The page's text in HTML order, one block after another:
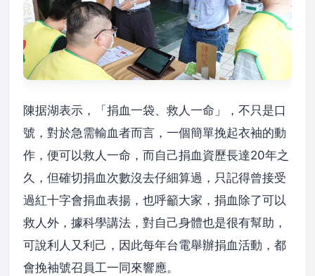
陳据湖表示，「捐血一袋、救人一命」，不只是口
號，對於急需輸血者而言，一個簡單挽起衣袖的動
作，便可以救人一命，而自己捐血資歷長達20年之
久，但確切捐血次數沒去仔細算過，只記得曾接受
過紅十字會捐血表揚，也呼籲大家，捐血除了可以
救人外，據科學講法，對自己身體也是很有幫助，
可說利人又利己，因此每年台電舉辦捐血活動，都
會挽袖號召員工一同來響應。